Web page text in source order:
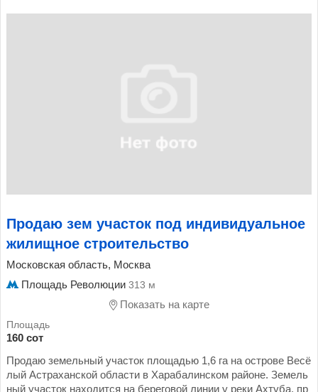
Продаю зем участок под индивидуальное
жилищное строительство
Московская область, Москва
Площадь Революции 313 м
Показать на карте
160 сот
Продаю земельный участок площадью 1,6 га на острове Весё
лый Астраханской области в Харабалинском районе. Земель
ный участок находится на береговой линии у реки Ахтуба, пр